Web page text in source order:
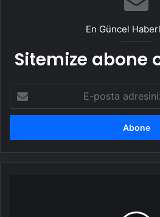
En Güncel
Sitemize abone
posta
adresinizi